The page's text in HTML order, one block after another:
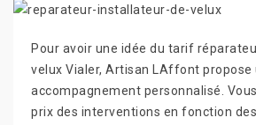
Pour avoir une idée du tarif
velux Vialer, Artisan LAffont propose
accompagnement personnalisé.
prix des interventions en fonction